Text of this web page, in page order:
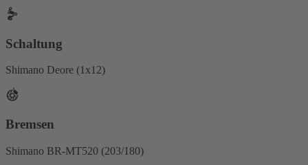
Schaltung
Shimano Deore (1x12)
Bremsen
Shimano BR-MT520 (203/180)